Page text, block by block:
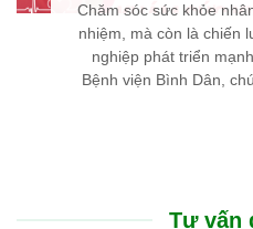
Chăm sóc sức khỏe
nhiệm, mà còn là chiến
nghiệp phát triển
Bệnh viện Bình Dân,
Tư vấn